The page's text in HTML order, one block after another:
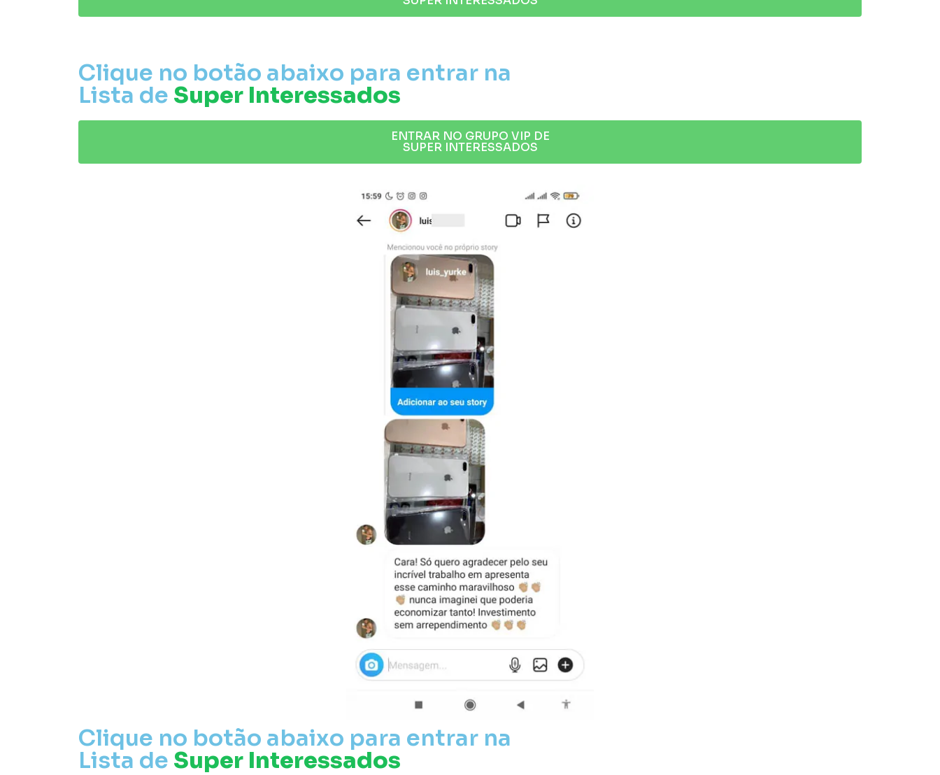
Clique no botão abaixo para entrar na
Lista de Super Interessados
ENTRAR NO GRUPO VIP DE
SUPER INTERESSADOS
Clique no botão abaixo para entrar na
Lista de Super Interessados